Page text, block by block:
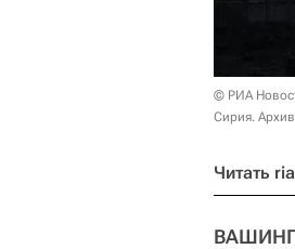
© РИА
Сирия.
Читать